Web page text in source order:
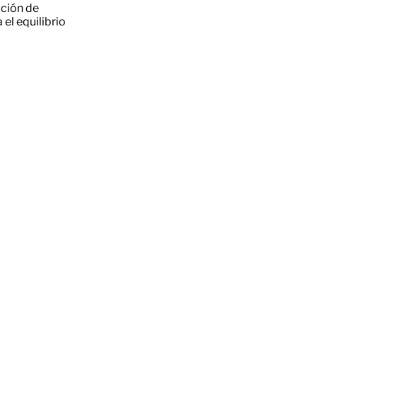
de
el equilibrio